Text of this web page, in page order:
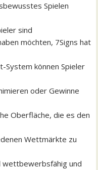
Spielen
sind
möchten, 7Signs hat
System können Spieler
oder Gewinne
Oberfläche, die es den
Wettmärkte zu
wettbewerbsfähig und